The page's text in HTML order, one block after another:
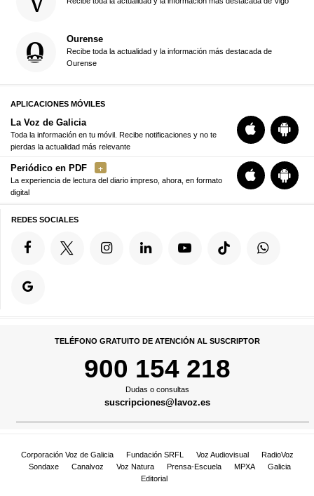
Ourense
Recibe toda la actualidad y la información más destacada de
Ourense
APLICACIONES MÓVILES
La Voz de Galicia
Toda la información en tu móvil. Recibe notificaciones y no te
pierdas la actualidad más relevante
Periódico en PDF
La experiencia de lectura del diario impreso, ahora, en formato
digital
REDES SOCIALES
TELÉFONO GRATUITO DE ATENCIÓN AL SUSCRIPTOR
900 154 218
Dudas o consultas
suscripciones@lavoz.es
Corporación Voz de Galicia Fundación SRFL Voz Audiovisual
RadioVoz
Sondaxe
Canalvoz Voz Natura Prensa-Escuela MPXA
Galicia
Editorial